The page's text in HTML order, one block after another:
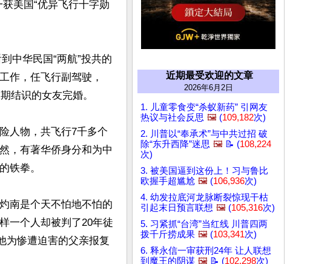
中华民国“两航”投共的
作，任飞行副驾驶，
结识的女友完婚。
人物，共飞行7千多个
，有著华侨身分和为中
铁拳。
南是个天不怕地不怕的
一个人却被判了20年徒
为惨遭迫害的父亲报复
近期最受欢迎的文章
2026年6月2日
1. 儿童零食变“杀蚁新药” 引网友
热议与社会反思 🖼️ (109,182次)
2. 川普以“奉承术”与中共过招 破
除“东升西降”迷思 🖼️ 📝 (108,224
次)
3. 被美国逼到这份上！习与鲁比
欧握手超尴尬 🖼️ (106,936次)
4. 幼发拉底河龙脉断裂惊现干枯
引起末日预言联想 🖼️ (105,316次)
5. 习紧抓“台湾”当红线 川普四两
拨千斤捞成果 🖼️ (103,341次)
6. 释永信一审获刑24年 让人联想
到魔王的阴谋 🖼️ 📝 (102,298次)